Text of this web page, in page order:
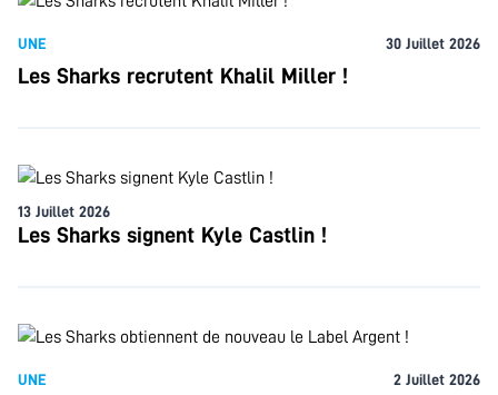
UNE 30 Juillet 2026
Les Sharks recrutent Khalil Miller !
13 Juillet 2026
Les Sharks signent Kyle Castlin !
UNE 2 Juillet 2026